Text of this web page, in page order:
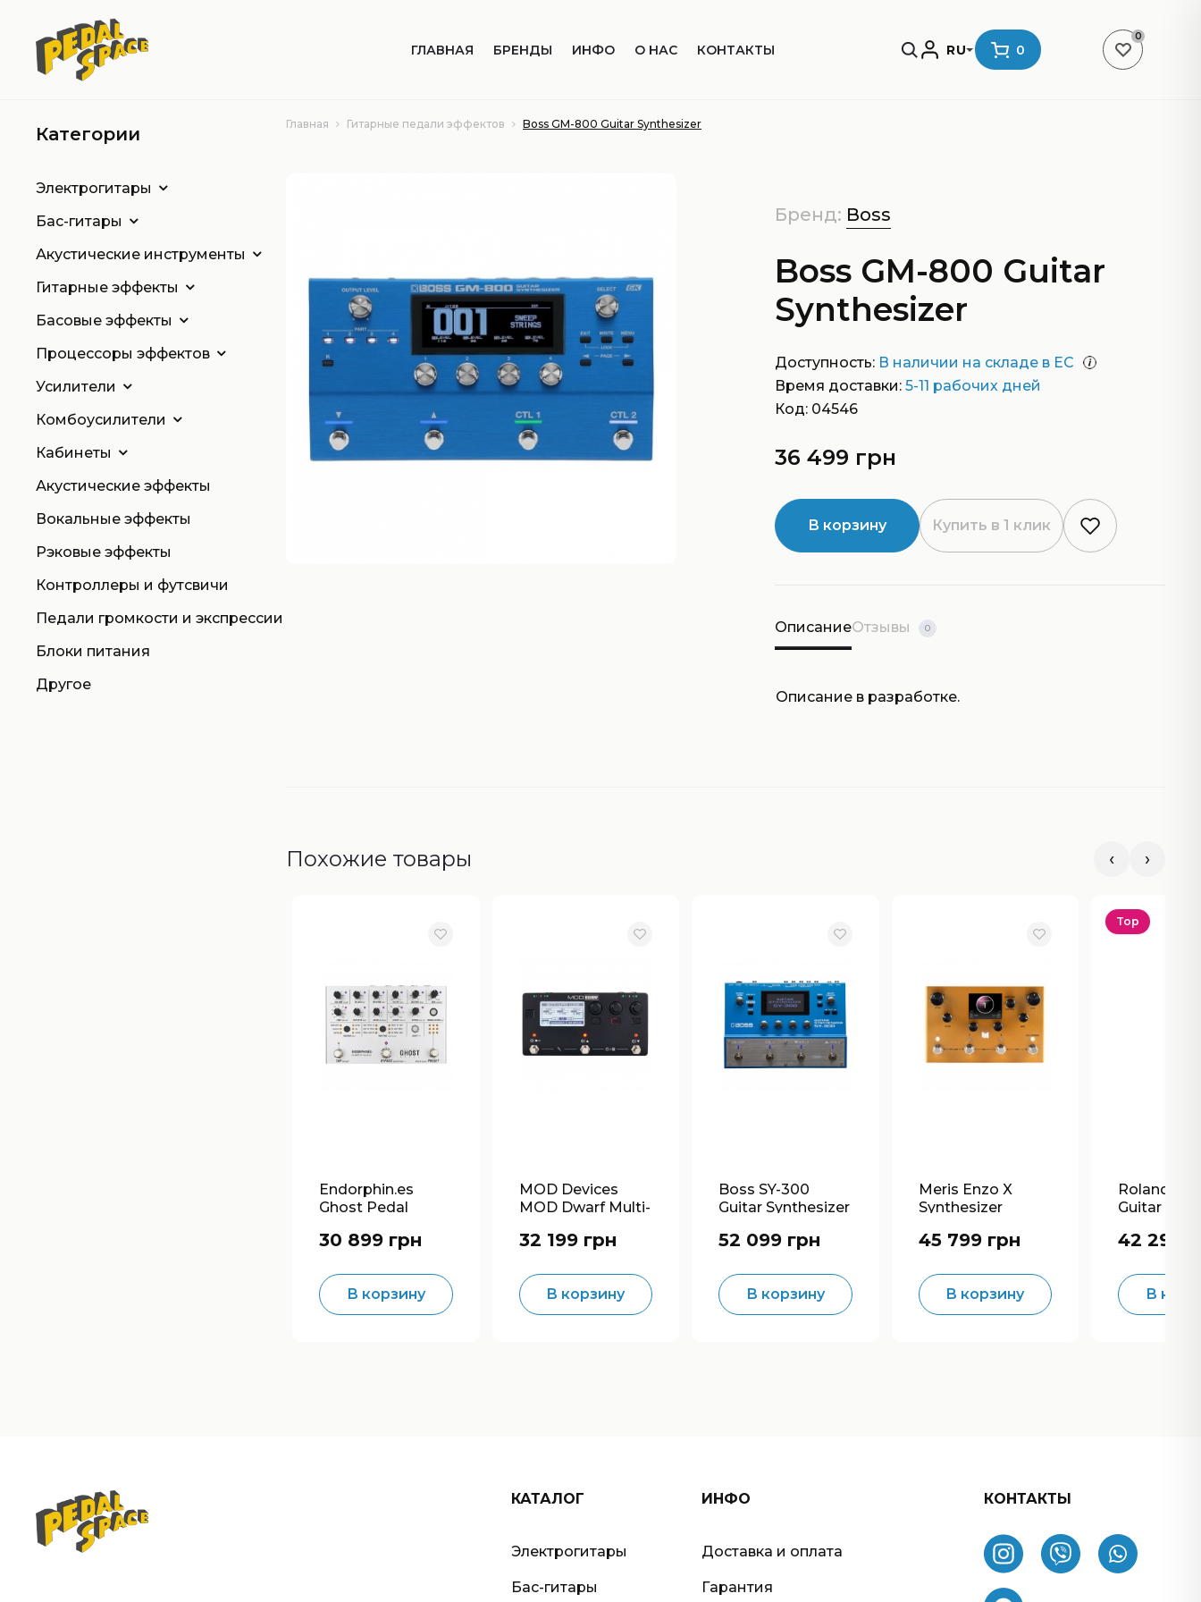
ГЛАВНАЯ БРЕНДЫ ИНФО О НАС КОНТАКТЫ RU 0
0
Главная Гитарные педали эффектов Boss GM-800 Guitar Synthesizer
Бренд: Boss
Boss GM-800 Guitar
Synthesizer
Доступность: В наличии на складе в ЕС
Время доставки: 5-11 рабочих дней
Код: 04546
36 499 грн
В корзину Купить в 1 клик
ОписаниеОтзывы 0
Описание в разработке.
Похожие товары ‹ ›
Endorphin.es
Ghost Pedal
30 899 грн
В корзину
MOD Devices
MOD Dwarf Multi-
Synthesizer
32 199 грн
В корзину
Boss SY-300
Guitar Synthesizer
52 099 грн
В корзину
Meris Enzo X
Synthesizer
45 799 грн
В корзину
Top
Roland
Guitar
42 299
В
Категории
Электрогитары
Бас-гитары
Акустические инструменты
Гитарные эффекты
Басовые эффекты
Процессоры эффектов
Усилители
Комбоусилители
Кабинеты
Акустические эффекты
Вокальные эффекты
Рэковые эффекты
Контроллеры и футсвичи
Педали громкости и экспрессии
Блоки питания
Другое
КАТАЛОГ
Электрогитары
Бас-гитары
ИНФО
Доставка и оплата
Гарантия
КОНТАКТЫ